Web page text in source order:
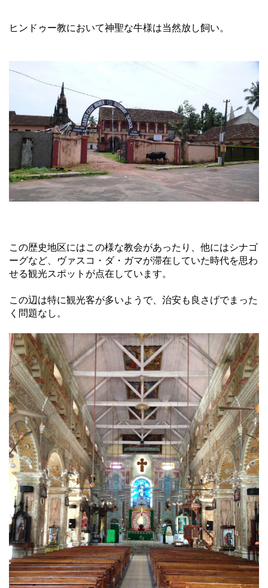
ヒンドゥー教において神聖な牛様は当然放し飼い。
この歴史地区にはこの様な教会があったり、他にはシナゴ
ーグなど、ヴァスコ・ダ・ガマが滞在していた時代を思わ
せる観光スポットが点在しています。
この辺は特に観光客が多いようで、治安も良さげでまった
く問題なし。